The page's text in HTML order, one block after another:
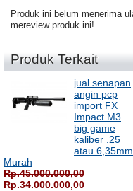
Produk ini belum menerima
mereview produk ini!
Produk Terkait
jual senapan
angin pcp
import FX
Impact M3
big game
kaliber .25
atau 6,35mm
Murah
Rp.45.000.000,00
Rp.34.000.000,00